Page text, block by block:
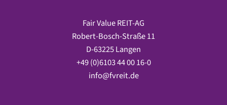
Fair Value REIT-AG
Robert-Bosch-Straße 11
D-63225 Langen
+49 (0)6103 44 00 16-0
info@fvreit.de